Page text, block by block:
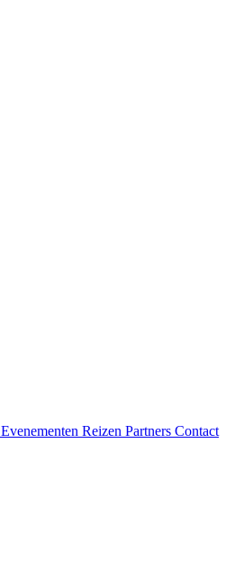
Evenementen Reizen Partners Contact